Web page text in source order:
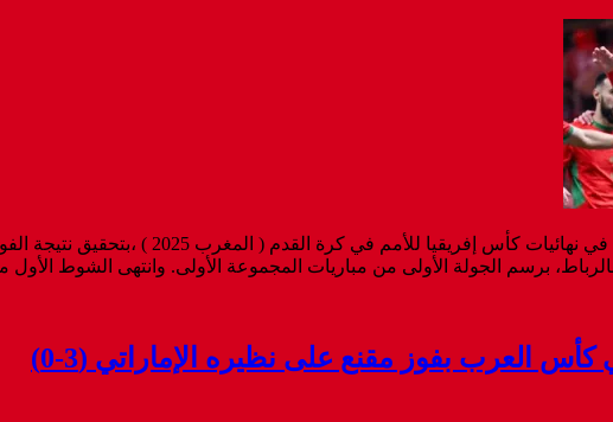
ستهل المنتخب الوطني المغربي
برسم الجولة الأولى من مباريات المجموعة الأولى. وانتهى الشوط الأول من هذه
كأس العرب بفوز مقنع على نظيره الإماراتي (3-0)